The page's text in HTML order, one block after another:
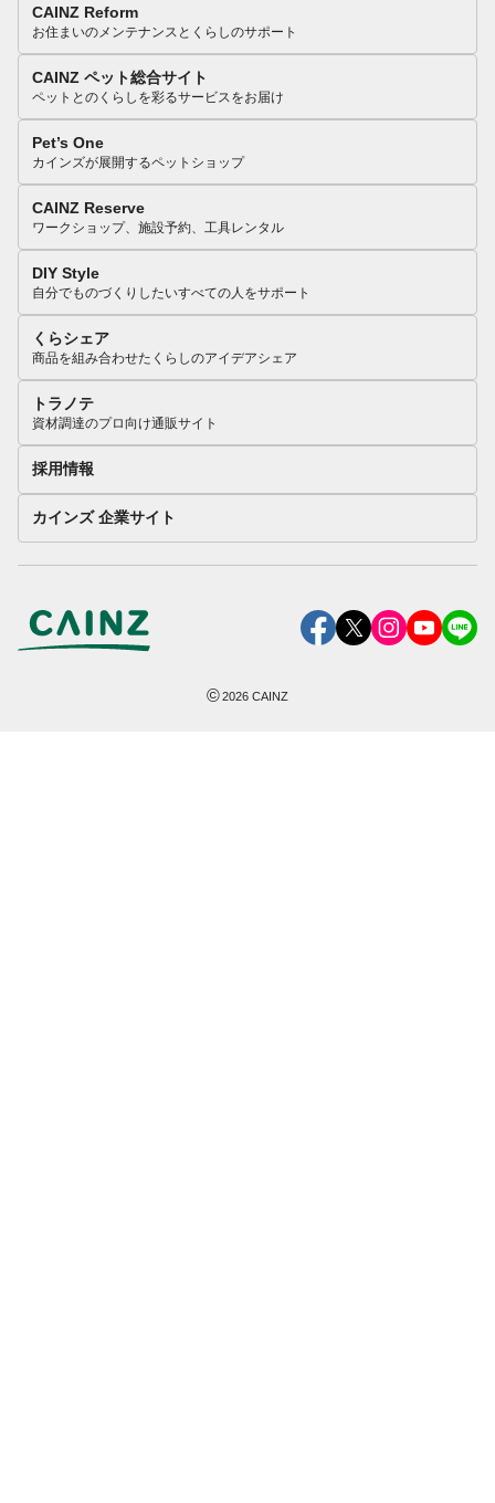
CAINZ Reform
お住まいのメンテナンスとくらしのサポート
CAINZ ペット総合サイト
ペットとのくらしを彩るサービスをお届け
Pet’s One
カインズが展開するペットショップ
CAINZ Reserve
ワークショップ、施設予約、工具レンタル
DIY Style
自分でものづくりしたいすべての人をサポート
くらシェア
商品を組み合わせたくらしのアイデアシェア
トラノテ
資材調達のプロ向け通販サイト
採用情報
カインズ 企業サイト
©2026 CAINZ